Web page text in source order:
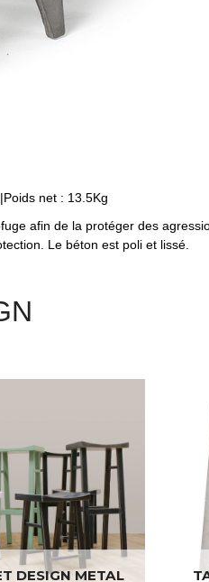
net : 13.5Kg
afin de la protéger des
Le béton est poli et lissé.
DESIGN METAL